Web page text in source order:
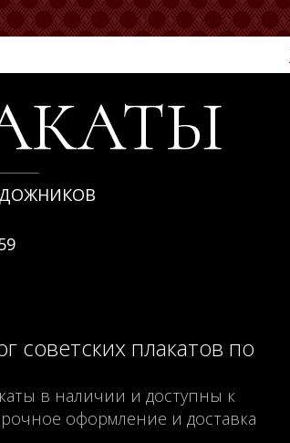
советских плакатов по
в наличии и доступны к
оформление и доставка